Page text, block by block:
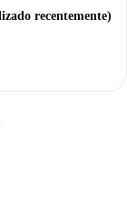
recentemente)